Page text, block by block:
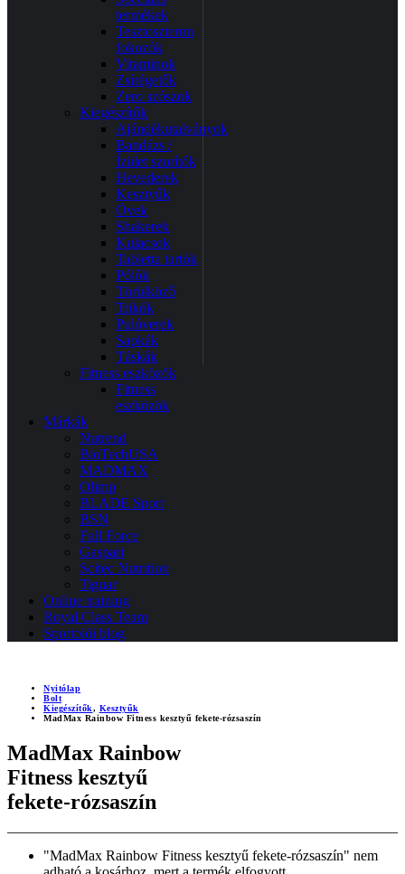
termékek
Tesztoszteron
fokozók
Vitaminok
Zsírégetők
Zero szószok
Kiegészítők
Ajándékutalványok
Bandázs /
Ízület szorítók
Hevederek
Kesztyűk
Övek
Shakerek
Kulacsok
Tabletta tartók
Pólók
Törülköző
Trikók
Pulóverek
Sapkák
Táskák
Fitness eszközök
Fitness
eszközök
Márkák
Nutrend
BioTechUSA
MADMAX
Olimp
BLADE Sport
BSN
Full Force
Gaspari
Scitec Nutrition
Tiguar
Online training
Royal Class Team
Sportolói blog
Nyitólap
Bolt
Kiegészítők, Kesztyűk
MadMax Rainbow Fitness kesztyű fekete-rózsaszín
MadMax Rainbow
Fitness kesztyű
fekete-rózsaszín
"MadMax Rainbow Fitness kesztyű fekete-rózsaszín" nem